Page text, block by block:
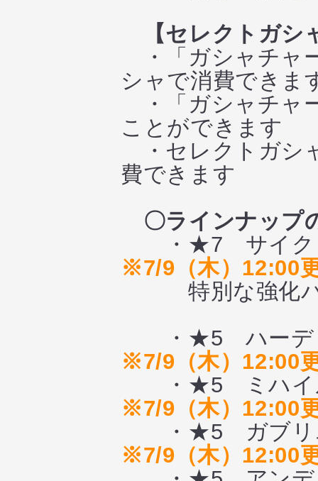
【セレクトガ
・「ガシャチャ
シャで消費できま
・「ガシャチャ
ことができます
・セレクトガシ
費できます
〇ラインナップ
・★7 サイク
※7/9（木）12:00
特別な強化パ
・★5 ハーディ
※7/9（木）12:00
・★5 ミハイル
※7/9（木）12:00
・★5 ガブリエ
※7/9（木）12:00